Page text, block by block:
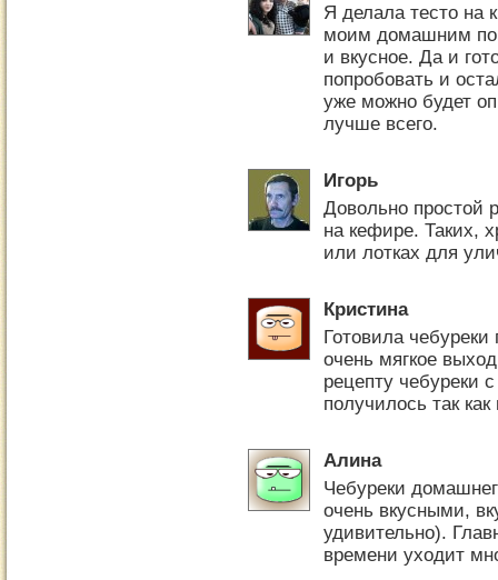
Я делала тесто на
моим домашним
и вкусное. Да и
попробовать и
уже можно будет
лучше всего.
Игорь
Довольно простой
на кефире. Таких,
или лотках для
Кристина
Готовила
очень мягкое
рецепту чебуреки
получилось так
Алина
Чебуреки
очень вкусными,
удивительно).
времени уходит